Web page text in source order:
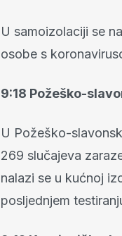
U samoizolaciji se
osobe s
9:18 Požeško-
U Požeško-
269 slučajeva
nalazi se u kućnoj
posljednjem